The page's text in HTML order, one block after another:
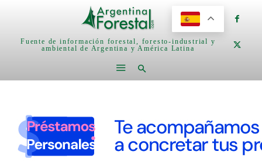
Fuente de información forestal, foresto-industrial y
ambiental de Argentina y América Latina